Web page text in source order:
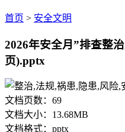
首页 > 安全文明
2026年安全月”排查整
页).pptx
文档页数： 69
文档大小： 13.68MB
文档格式： pptx